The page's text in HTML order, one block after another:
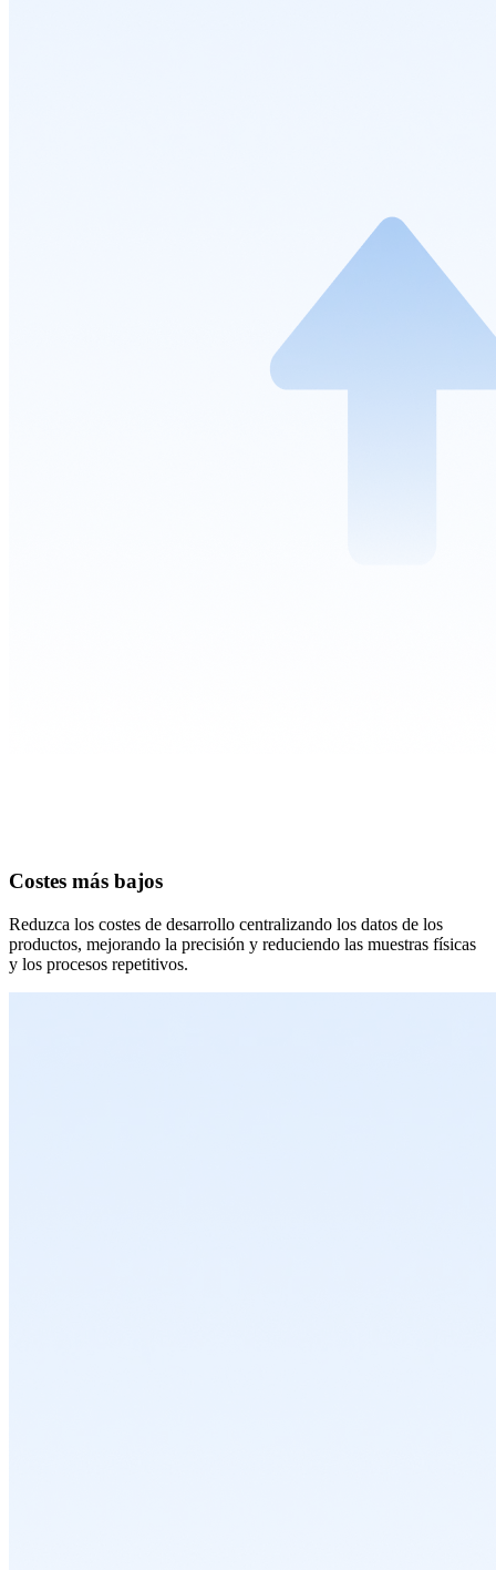
Costes más bajos
Reduzca los costes de desarrollo centralizando los datos de los
productos, mejorando la precisión y reduciendo las muestras físicas
y los procesos repetitivos.